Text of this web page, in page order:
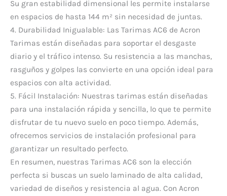
Su gran estabilidad dimensional les permite instalarse
en espacios de hasta 144 m² sin necesidad de juntas.
4. Durabilidad Inigualable: Las Tarimas AC6 de Acron
Tarimas están diseñadas para soportar el desgaste
diario y el tráfico intenso. Su resistencia a las manchas,
rasguños y golpes las convierte en una opción ideal para
espacios con alta actividad.
5. Fácil Instalación: Nuestras tarimas están diseñadas
para una instalación rápida y sencilla, lo que te permite
disfrutar de tu nuevo suelo en poco tiempo. Además,
ofrecemos servicios de instalación profesional para
garantizar un resultado perfecto.
En resumen, nuestras Tarimas AC6 son la elección
perfecta si buscas un suelo laminado de alta calidad,
variedad de diseños y resistencia al agua. Con Acron